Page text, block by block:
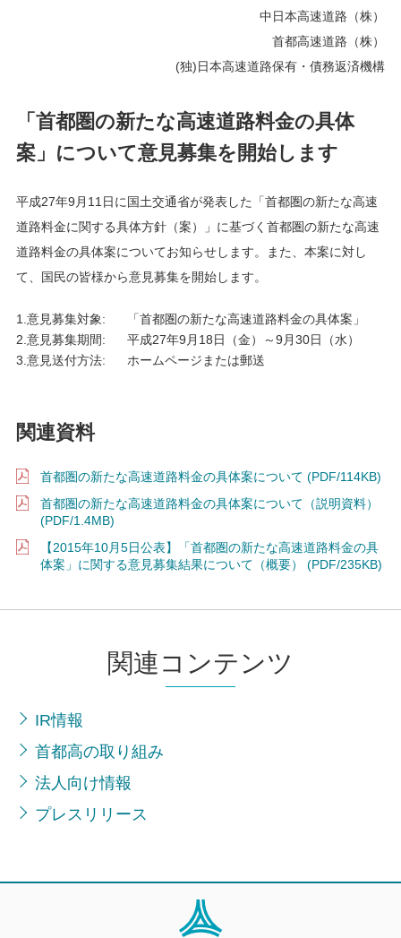
中日本高速道路（株）
首都高速道路（株）
(独)日本高速道路保有・債務返済機構
「首都圏の新たな高速道路料金の具体
案」について意見募集を開始します
平成27年9月11日に国土交通省が発表した「首都圏の新たな高速
道路料金に関する具体方針（案）」に基づく首都圏の新たな高速
道路料金の具体案についてお知らせします。また、本案に対し
て、国民の皆様から意見募集を開始します。
1.意見募集対象:
「首都圏の新たな高速道路料金の具体案」
2.意見募集期間:
平成27年9月18日（金）～9月30日（水）
3.意見送付方法:
ホームページまたは郵送
関連資料
首都圏の新たな高速道路料金の具体案について (PDF/114KB)
首都圏の新たな高速道路料金の具体案について（説明資料）
(PDF/1.4MB)
【2015年10月5日公表】「首都圏の新たな高速道路料金の具
体案」に関する意見募集結果について（概要） (PDF/235KB)
関連コンテンツ
IR情報
首都高の取り組み
法人向け情報
プレスリリース